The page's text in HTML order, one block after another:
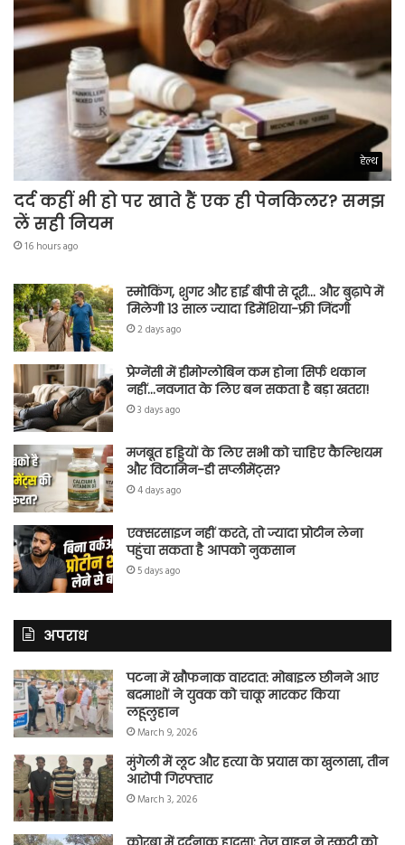
हेल्थ
दर्द कहीं भी हो पर खाते हैं एक ही पेनकिलर? समझ
लें सही नियम
16 hours ago
स्मोकिंग, शुगर और हाई बीपी से दूरी… और बुढ़ापे में
मिलेगी 13 साल ज्यादा डिमेंशिया-फ्री जिंदगी
2 days ago
प्रेग्नेंसी में हीमोग्लोबिन कम होना सिर्फ थकान
नहीं…नवजात के लिए बन सकता है बड़ा खतरा!
3 days ago
मजबूत हड्डियों के लिए सभी को चाहिए कैल्शियम
और विटामिन-डी सप्लीमेंट्स?
4 days ago
एक्सरसाइज नहीं करते, तो ज्यादा प्रोटीन लेना
पहुंचा सकता है आपको नुकसान
5 days ago
अपराध
पटना में खौफनाक वारदात: मोबाइल छीनने आए
बदमाशों ने युवक को चाकू मारकर किया
लहूलुहान
March 9, 2026
मुंगेली में लूट और हत्या के प्रयास का खुलासा, तीन
आरोपी गिरफ्तार
March 3, 2026